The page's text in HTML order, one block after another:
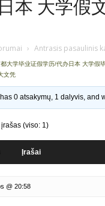
本 大学假
› Antrasis pasaulinis
大学毕业证假学历/代办日本 大学假
文凭
0 atsakymų, 1 dalyvis, and
(viso: 1)
Įrašai
@ 20:58